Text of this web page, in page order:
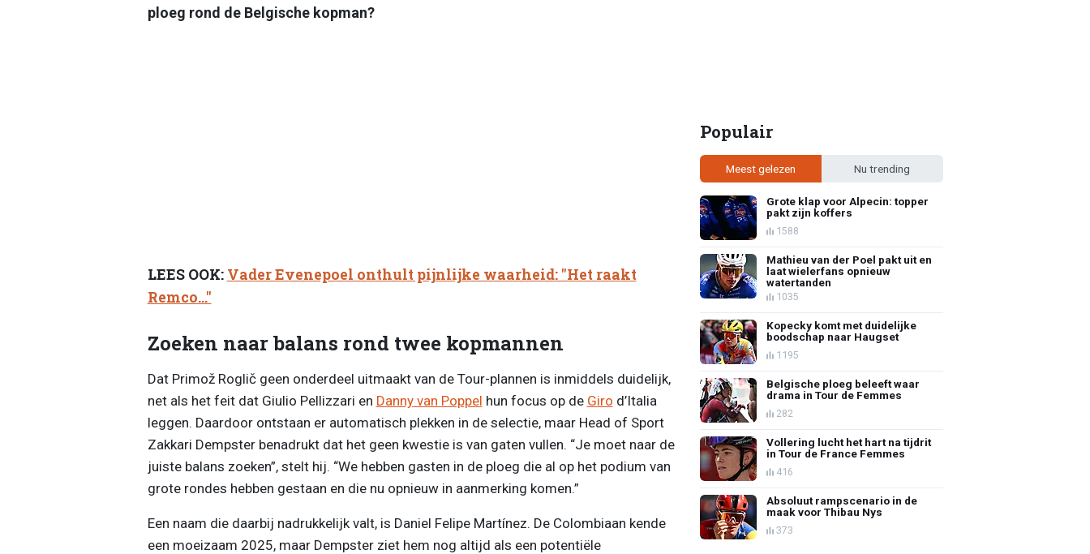
ploeg rond de Belgische kopman?
LEES OOK: Vader Evenepoel onthult pijnlijke waarheid: "Het raakt
Remco..."
Zoeken naar balans rond twee kopmannen
Dat Primož Roglič geen onderdeel uitmaakt van de Tour-plannen is inmiddels duidelijk,
net als het feit dat Giulio Pellizzari en Danny van Poppel hun focus op de Giro d’Italia
leggen. Daardoor ontstaan er automatisch plekken in de selectie, maar Head of Sport
Zakkari Dempster benadrukt dat het geen kwestie is van gaten vullen. “Je moet naar de
juiste balans zoeken”, stelt hij. “We hebben gasten in de ploeg die al op het podium van
grote rondes hebben gestaan en die nu opnieuw in aanmerking komen.”
Een naam die daarbij nadrukkelijk valt, is Daniel Felipe Martínez. De Colombiaan kende
een moeizaam 2025, maar Dempster ziet hem nog altijd als een potentiële
Populair
Meest gelezen Nu trending
Grote klap voor Alpecin: topper
pakt zijn koffers
1588
Mathieu van der Poel pakt uit en
laat wielerfans opnieuw
watertanden
1035
Kopecky komt met duidelijke
boodschap naar Haugset
1195
Belgische ploeg beleeft waar
drama in Tour de Femmes
282
Vollering lucht het hart na tijdrit
in Tour de France Femmes
416
Absoluut rampscenario in de
maak voor Thibau Nys
373